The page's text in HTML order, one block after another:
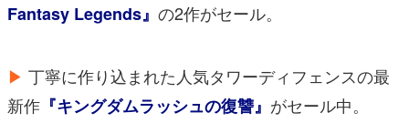
Fantasy Legends』 の2作がセール。
▶ 丁寧に作り込まれた人気タワーディフェンスの最
新作 『キングダムラッシュの復讐』 がセール中。